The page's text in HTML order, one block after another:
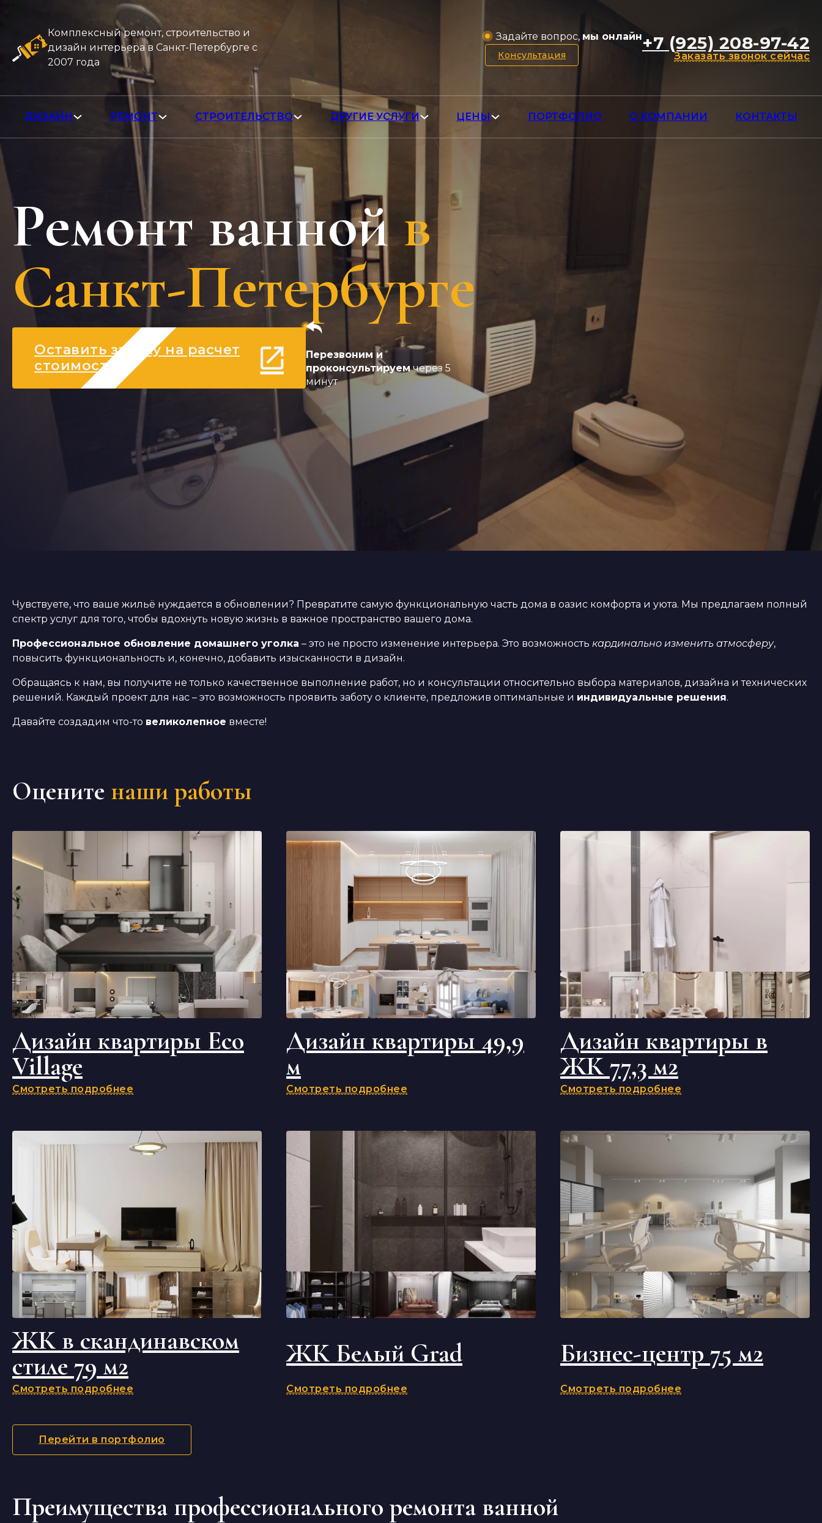
Комплексный ремонт, строительство и
дизайн интерьера в Санкт-Петербурге с
2007 года
Задайте вопрос, мы онлайн
Консультация
+7 (925) 208-97-42
Заказать звонок сейчас
ДИЗАЙН РЕМОНТ СТРОИТЕЛЬСТВО ДРУГИЕ УСЛУГИ ЦЕНЫ ПОРТФОЛИО О КОМПАНИИ КОНТАКТЫ
Ремонт ванной в
Санкт-Петербурге
Оставить заявку на расчет
стоимости
Перезвоним и
проконсультируемчерез 5
минут
Чувствуете, что ваше жильё нуждается в обновлении? Превратите самую функциональную часть дома в оазис комфорта и уюта. Мы предлагаем полный
спектр услуг для того, чтобы вдохнуть новую жизнь в важное пространство вашего дома.
Профессиональное обновление домашнего уголка – это не просто изменение интерьера. Это возможность кардинально изменить атмосферу,
повысить функциональность и, конечно, добавить изысканности в дизайн.
Обращаясь к нам, вы получите не только качественное выполнение работ, но и консультации относительно выбора материалов, дизайна и технических
решений. Каждый проект для нас – это возможность проявить заботу о клиенте, предложив оптимальные и индивидуальные решения.
Давайте создадим что-то великолепное вместе!
Оцените наши работы
Дизайн квартиры Eco
Village
Смотреть подробнее
Дизайн квартиры 49,9
м
Смотреть подробнее
Дизайн квартиры в
ЖК 77,3 м2
Смотреть подробнее
ЖК в скандинавском
стиле 79 м2
Смотреть подробнее
ЖК Белый Grad
Смотреть подробнее
Бизнес-центр 75 м2
Смотреть подробнее
Перейти в портфолио
Преимущества профессионального ремонта ванной